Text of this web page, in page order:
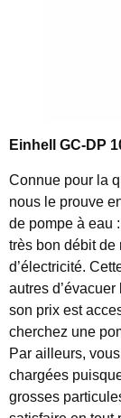
Einhell GC-DP
Connue pour la
nous le prouve
de pompe à eau
très bon débit de
d’électricité.
autres
son prix est
cherchez une
Par ailleurs,
chargées
grosses